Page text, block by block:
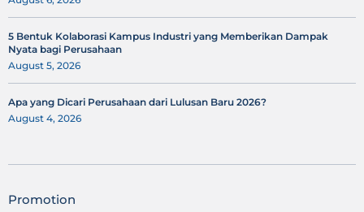
5 Bentuk Kolaborasi Kampus Industri yang Memberikan Dampak
Nyata bagi Perusahaan
August 5, 2026
Apa yang Dicari Perusahaan dari Lulusan Baru 2026?
August 4, 2026
Promotion